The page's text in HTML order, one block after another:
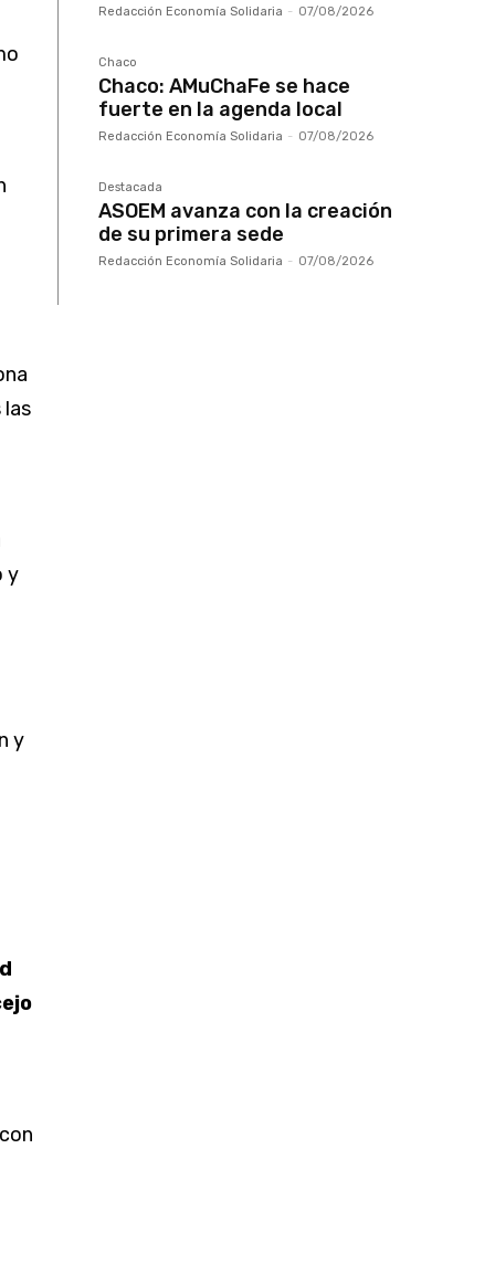
las
y
y
Redacción Economía Solidaria - 07/08/2026
Chaco
Chaco: AMuChaFe se hace
fuerte en la agenda local
Redacción Economía Solidaria - 07/08/2026
Destacada
ASOEM avanza con la creación
de su primera sede
Redacción Economía Solidaria - 07/08/2026